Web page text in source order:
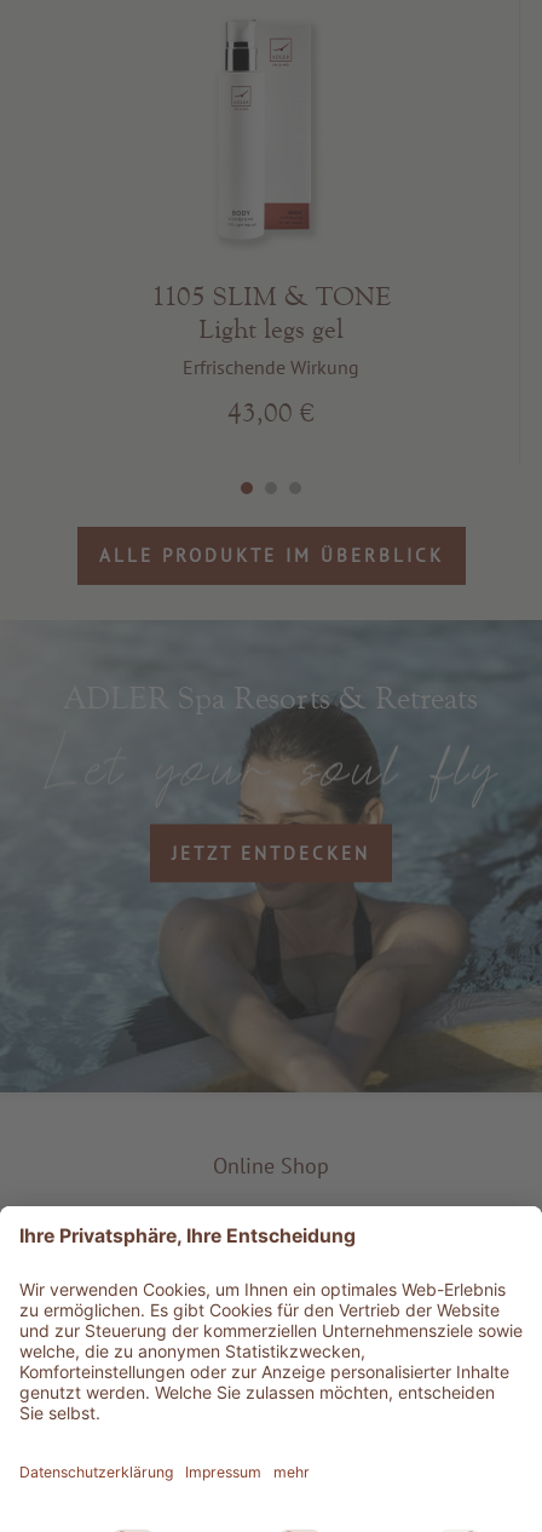
1105 SLIM & TONE
Light legs gel
Erfrischende Wirkung
43,00 €
ALLE PRODUKTE IM ÜBERBLICK
ADLER Spa Resorts & Retreats
JETZT ENTDECKEN
Online Shop
Service & Info